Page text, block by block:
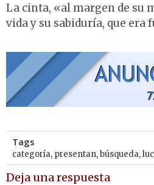
La cinta, «al margen de su
vida y su sabiduría, que era
Tags
categoría, presentan,búsqueda,
Deja una respuesta